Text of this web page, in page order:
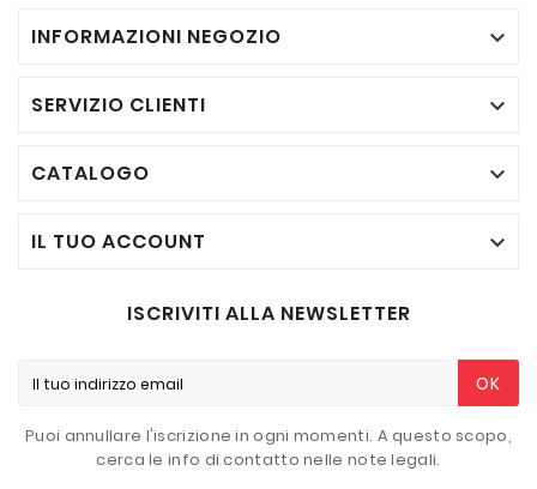
INFORMAZIONI NEGOZIO 
SERVIZIO CLIENTI 
CATALOGO 
IL TUO ACCOUNT 
ISCRIVITI ALLA NEWSLETTER
OK
Puoi annullare l'iscrizione in ogni momenti. A questo scopo,
cerca le info di contatto nelle note legali.